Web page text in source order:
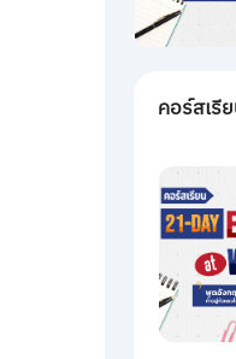
คอร์สเรี